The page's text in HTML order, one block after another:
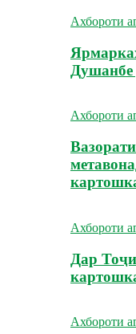
Ахбороти
Душанбе
Ахбороти
Ахбороти
Дар
Ахбороти